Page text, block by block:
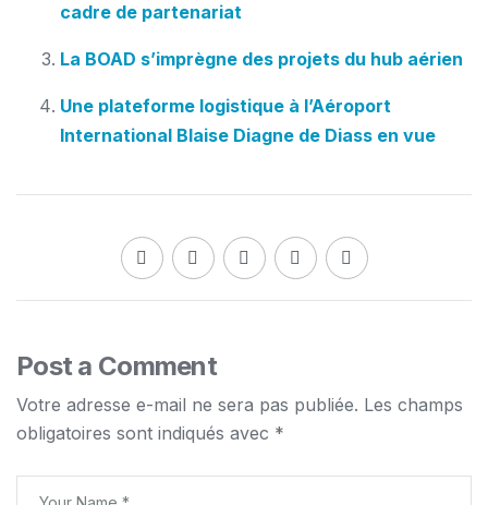
cadre de partenariat
La BOAD s’imprègne des projets du hub aérien
Une plateforme logistique à l’Aéroport
International Blaise Diagne de Diass en vue
Post a Comment
Votre adresse e-mail ne sera pas publiée. Les champs
obligatoires sont indiqués avec *